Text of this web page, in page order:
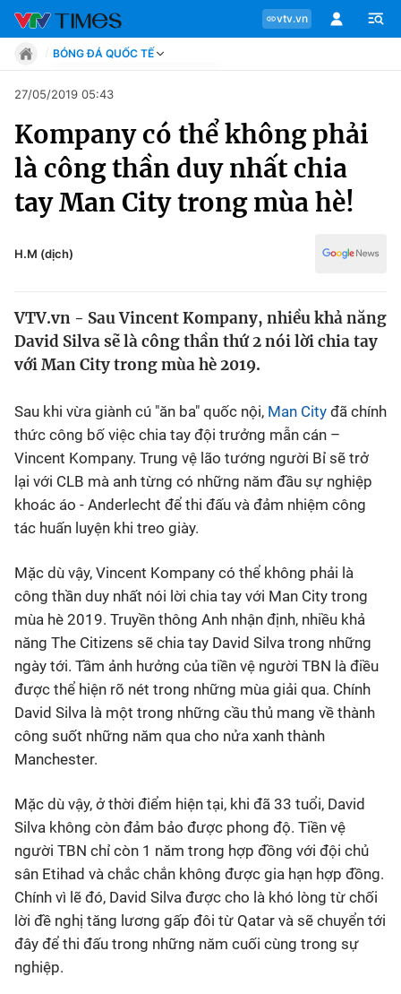
vtv.vn
Chuyên mục
Tin tức
Chân dung
Bóng đá
Thể thao Điện tử
VIDEO
Bên lề
BÓNG ĐÁ QUỐC TẾ
Move
Phong cách
Chân dung
Sự kiện
Bóng đá
Thể thao điện tử
27/05/2019 05:43
Kompany có thể không phải
là công thần duy nhất chia
tay Man City trong mùa hè!
H.M (dịch)
VTV.vn - Sau Vincent Kompany, nhiều khả năng
David Silva sẽ là công thần thứ 2 nói lời chia tay
với Man City trong mùa hè 2019.
Sau khi vừa giành cú "ăn ba" quốc nội, Man City đã chính
thức công bố việc chia tay đội trưởng mẫn cán –
Vincent Kompany. Trung vệ lão tướng người Bỉ sẽ trở
lại với CLB mà anh từng có những năm đầu sự nghiệp
khoác áo - Anderlecht để thi đấu và đảm nhiệm công
tác huấn luyện khi treo giày.
Mặc dù vậy, Vincent Kompany có thể không phải là
công thần duy nhất nói lời chia tay với Man City trong
mùa hè 2019. Truyền thông Anh nhận định, nhiều khả
năng The Citizens sẽ chia tay David Silva trong những
ngày tới. Tầm ảnh hưởng của tiền vệ người TBN là điều
được thể hiện rõ nét trong những mùa giải qua. Chính
David Silva là một trong những cầu thủ mang về thành
công suốt những năm qua cho nửa xanh thành
Manchester.
Mặc dù vậy, ở thời điểm hiện tại, khi đã 33 tuổi, David
Silva không còn đảm bảo được phong độ. Tiền vệ
người TBN chỉ còn 1 năm trong hợp đồng với đội chủ
sân Etihad và chắc chắn không được gia hạn hợp đồng.
Chính vì lẽ đó, David Silva được cho là khó lòng từ chối
lời đề nghị tăng lương gấp đôi từ Qatar và sẽ chuyển tới
đây để thi đấu trong những năm cuối cùng trong sự
nghiệp.